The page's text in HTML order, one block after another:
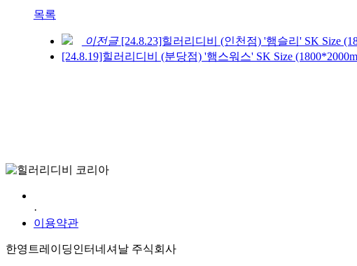
목록
이전글 [24.8.23]힐러리디비 (인천점) '햄슬리' SK Size
[24.8.19]힐러리디비 (분당점) '햄스워스' SK Size
·
이용약관
한영트레이딩인터네셔날 주식회사